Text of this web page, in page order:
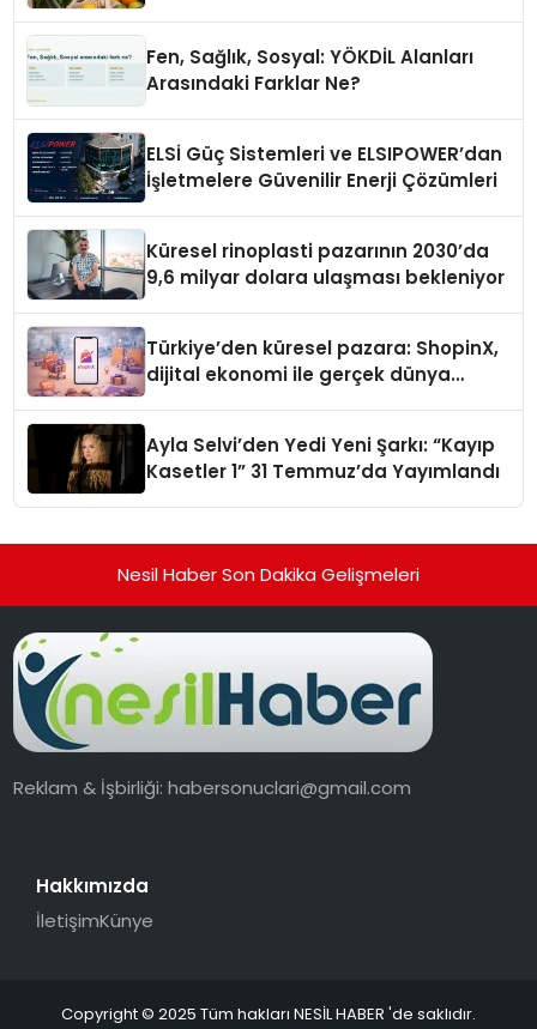
Fen, Sağlık, Sosyal: YÖKDİL Alanları
Arasındaki Farklar Ne?
ELSİ Güç Sistemleri ve ELSIPOWER’dan
İşletmelere Güvenilir Enerji Çözümleri
Küresel rinoplasti pazarının 2030’da
9,6 milyar dolara ulaşması bekleniyor
Türkiye’den küresel pazara: ShopinX,
dijital ekonomi ile gerçek dünya
Ayla Selvi’den Yedi Yeni Şarkı: “Kayıp
Kasetler 1” 31 Temmuz’da Yayımlandı
Nesil Haber Son Dakika Gelişmeleri
Reklam & İşbirliği:habersonuclari@gmail.com
Hakkımızda
İletişimKünye
Copyright © 2025 Tüm hakları NESİL HABER 'de saklıdır.